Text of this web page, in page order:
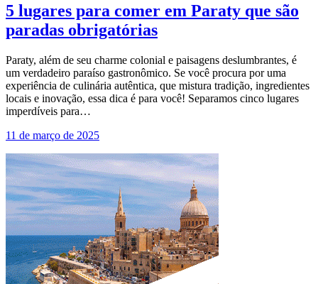
5 lugares para comer em Paraty que são
paradas obrigatórias
Paraty, além de seu charme colonial e paisagens deslumbrantes, é
um verdadeiro paraíso gastronômico. Se você procura por uma
experiência de culinária autêntica, que mistura tradição, ingredientes
locais e inovação, essa dica é para você! Separamos cinco lugares
imperdíveis para…
11 de março de 2025